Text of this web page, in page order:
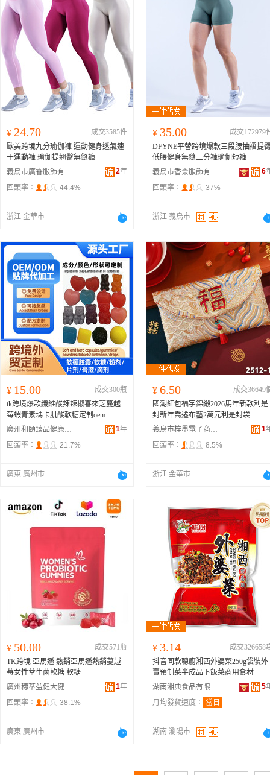
¥ 24.70
成交3585件
歐美跨境九分瑜伽褲 運動健身透氣速
干運動褲 瑜伽提翹臀無縫褲
義烏市廣睿服飾有限公司
2年
回頭率：
44.4%
浙江 金華市
¥ 35.00
成交172979
DFYNE平替跨境爆款三段腰抽褶提
低腰健身無縫三分褲瑜伽短褲
義烏市香柰服飾有限公司
6
回頭率：
37%
浙江 義烏市
¥ 15.00
成交300瓶
tk跨境爆款纖維酸辣辣椒喜來芝蔓越
莓蝦青素瑪卡肌酸軟糖定制oem
廣州和頤臻品健康科技有限公司
1年
回頭率：
21.7%
廣東 廣州市
¥ 6.50
成交36649
國潮紅包福字錦緞2026馬年新款利是
封新年喬遷布藝2萬元利是封袋
義烏市梓墨電子商務商行
1
回頭率：
8.5%
浙江 金華市
¥ 50.00
成交571瓶
TK跨境 亞馬遜 熱銷亞馬遜熱銷蔓越
莓女性益生菌軟糖 軟糖
廣州穗萃益健大健康科技有限公司
1年
回頭率：
38.1%
廣東 廣州市
¥ 3.14
成交326658
抖音同款聰廚湘西外婆菜250g袋裝外
賣預制菜半成品下飯菜商用食材
湖南湘典食品有限公司
5
月均發貨速度：
當日
湖南 瀏陽市